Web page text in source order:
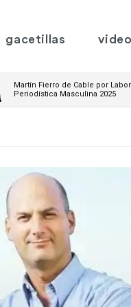
gacetillas
Martín Fierro de Cable por Labor
Periodística Masculina 2025